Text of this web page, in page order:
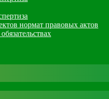
нормат правовых актов